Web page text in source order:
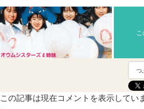
つ
この記事は現在コメントを表示してい